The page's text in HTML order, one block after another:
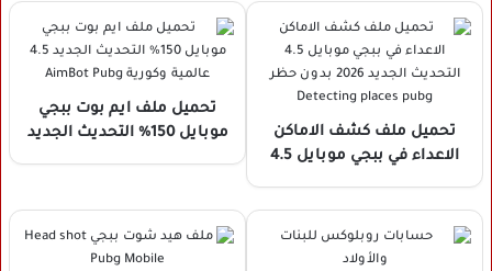
تحميل ملف كشف الاماكن
الاعداء في ببجي موبايل 4.5
تحميل ملف ايم بوت ببجي
موبايل 150% التحديث الجديد